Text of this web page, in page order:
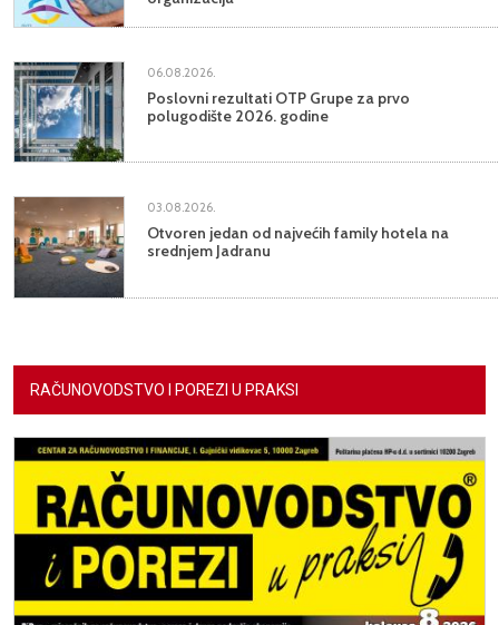
06.08.2026.
Poslovni rezultati OTP Grupe za prvo
polugodište 2026. godine
03.08.2026.
Otvoren jedan od najvećih family hotela na
srednjem Jadranu
RAČUNOVODSTVO I POREZI U PRAKSI